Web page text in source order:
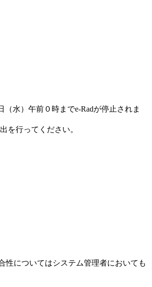
水）午前０時までe-Radが停止されま
を行ってください。
についてはシステム管理者においても